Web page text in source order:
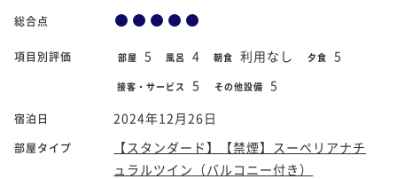
総合点
項目別評価 部屋 5 風呂 4 朝食 利用なし 夕食 5
接客・サービス 5 その他設備 5
宿泊日 2024年12月26日
部屋タイプ
【スタンダード】【禁煙】スーペリアナチ
ュラルツイン（バルコニー付き）